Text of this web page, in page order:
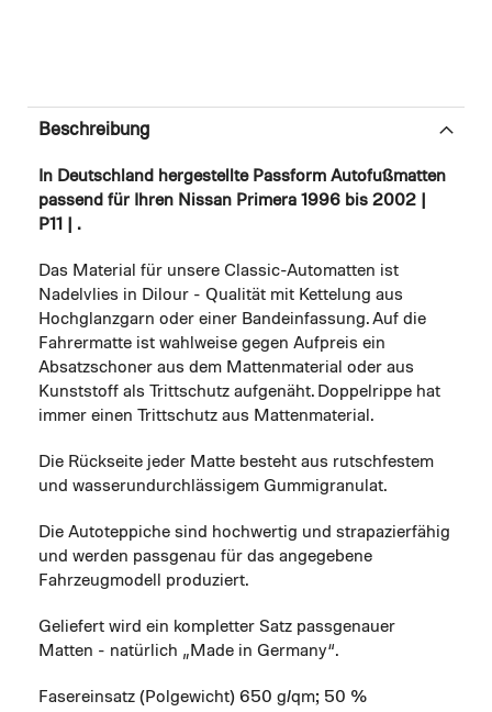
Beschreibung
In Deutschland hergestellte Passform Autofußmatten
passend für Ihren Nissan Primera 1996 bis 2002 |
P11 | .
Das Material für unsere Classic-Automatten ist
Nadelvlies in Dilour - Qualität mit Kettelung aus
Hochglanzgarn oder einer Bandeinfassung. Auf die
Fahrermatte ist wahlweise gegen Aufpreis ein
Absatzschoner aus dem Mattenmaterial oder aus
Kunststoff als Trittschutz aufgenäht. Doppelrippe hat
immer einen Trittschutz aus Mattenmaterial.
Die Rückseite jeder Matte besteht aus rutschfestem
und wasserundurchlässigem Gummigranulat.
Die Autoteppiche sind hochwertig und strapazierfähig
und werden passgenau für das angegebene
Fahrzeugmodell produziert.
Geliefert wird ein kompletter Satz passgenauer
Matten - natürlich „Made in Germany“.
Fasereinsatz (Polgewicht) 650 g/qm; 50 %